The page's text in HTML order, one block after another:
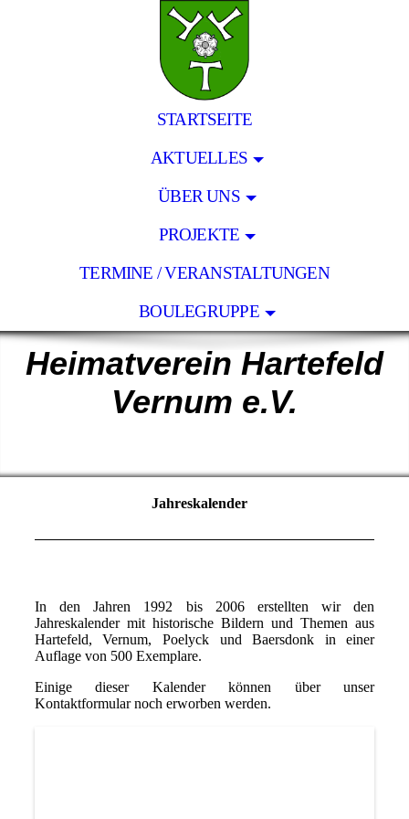
STARTSEITE
AKTUELLES
ÜBER UNS
PROJEKTE
TERMINE / VERANSTALTUNGEN
BOULEGRUPPE
Heimatverein Hartefeld
Vernum e.V.
Jahreskalender
In den Jahren 1992 bis 2006 erstellten wir den
Jahreskalender mit historische Bildern und Themen aus
Hartefeld, Vernum, Poelyck und Baersdonk in einer
Auflage von 500 Exemplare.
Einige dieser Kalender können über unser
Kontaktformular noch erworben werden.